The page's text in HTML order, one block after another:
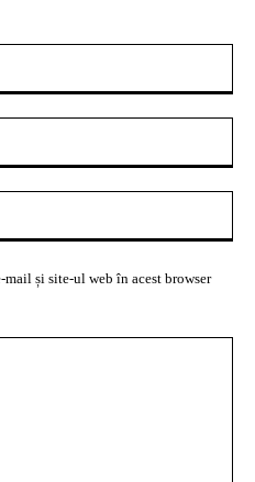
mail și site-ul web în acest browser